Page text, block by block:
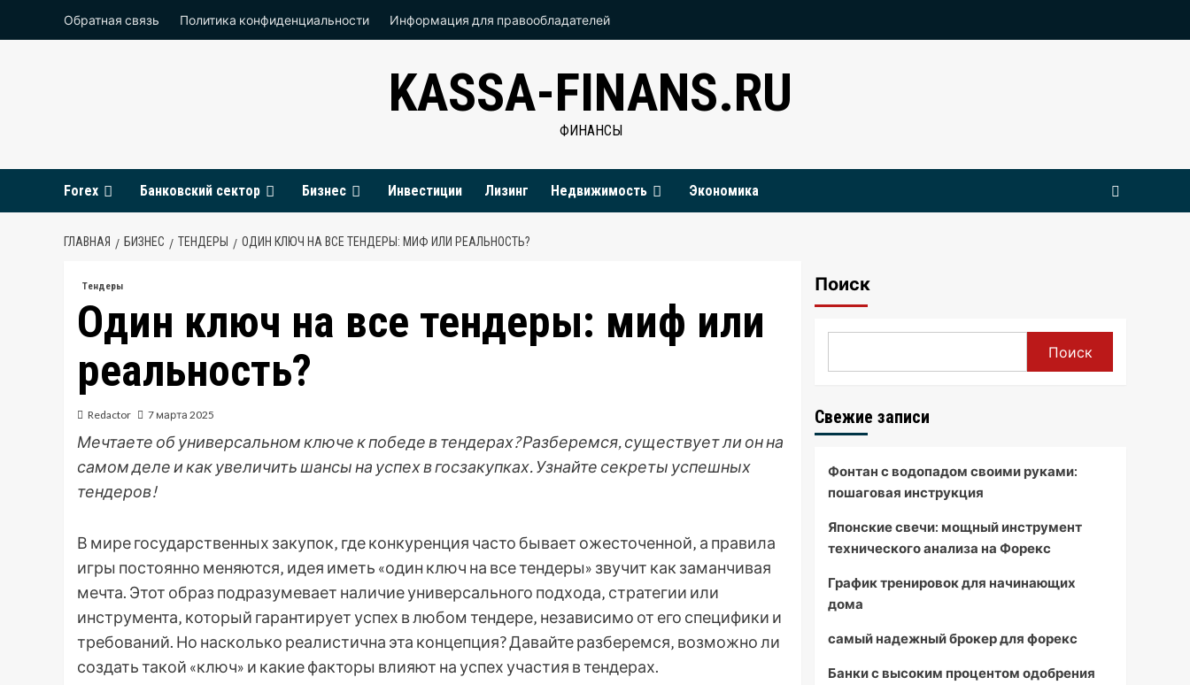
Обратная связь Политика конфиденциальности Информация для правообладателей
KASSA-FINANS.RU
ФИНАНСЫ
Forex Банковский сектор Бизнес Инвестиции Лизинг Недвижимость Экономика
ГЛАВНАЯ БИЗНЕС ТЕНДЕРЫ ОДИН КЛЮЧ НА ВСЕ ТЕНДЕРЫ: МИФ ИЛИ РЕАЛЬНОСТЬ?
Тендеры
Один ключ на все тендеры: миф или
реальность?
Redactor 7 марта 2025
Мечтаете об универсальном ключе к победе в тендерах? Разберемся, существует ли он на
самом деле и как увеличить шансы на успех в госзакупках. Узнайте секреты успешных
тендеров!
В мире государственных закупок‚ где конкуренция часто бывает ожесточенной‚ а правила
игры постоянно меняются‚ идея иметь «один ключ на все тендеры» звучит как заманчивая
мечта. Этот образ подразумевает наличие универсального подхода‚ стратегии или
инструмента‚ который гарантирует успех в любом тендере‚ независимо от его специфики и
требований. Но насколько реалистична эта концепция? Давайте разберемся‚ возможно ли
создать такой «ключ» и какие факторы влияют на успех участия в тендерах.
Поиск
Поиск
Свежие записи
Фонтан с водопадом своими руками:
пошаговая инструкция
Японские свечи: мощный инструмент
технического анализа на Форекс
График тренировок для начинающих
дома
самый надежный брокер для форекс
Банки с высоким процентом одобрения